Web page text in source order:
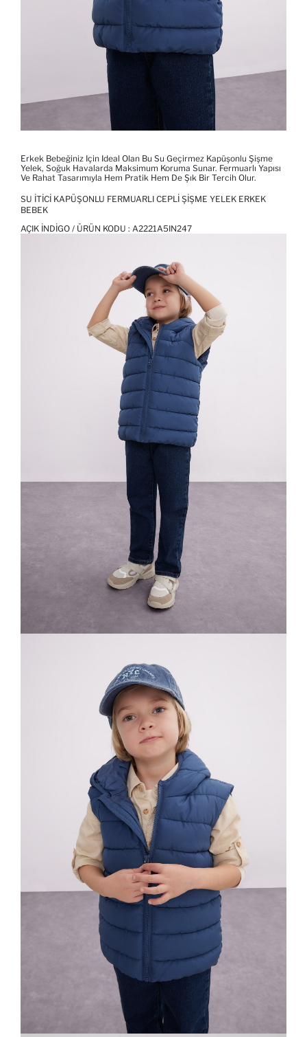
Erkek Bebeğiniz Için Ideal Olan Bu Su Geçirmez Kapüşonlu Şişme
Yelek, Soğuk Havalarda Maksimum Koruma Sunar. Fermuarlı Yapısı
Ve Rahat Tasarımıyla Hem Pratik Hem De Şık Bir Tercih Olur.
SU İTICI KAPÜŞONLU FERMUARLI CEPLI ŞIŞME YELEK ERKEK
BEBEK
AÇIK İNDIGO / ÜRÜN KODU : A2221A5IN247